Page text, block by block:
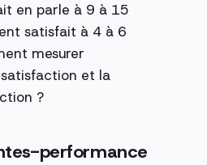
en parle à 9 à 15
satisfait à 4 à 6
mesurer
et la
?
performance